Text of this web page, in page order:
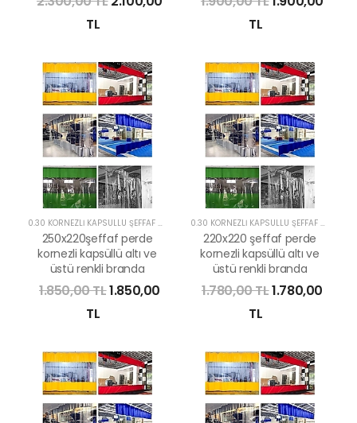
TL
TL
0.30 KORNEZLİ KAPSÜLLÜ ŞEFFAF PERDE
250x220şeffaf perde
kornezli kapsüllü altı ve
üstü renkli branda
1.850,00 TL1.850,00
TL
0.30 KORNEZLİ KAPSÜLLÜ ŞEFFAF PERDE
220x220 şeffaf perde
kornezli kapsüllü altı ve
üstü renkli branda
1.780,00 TL1.780,00
TL